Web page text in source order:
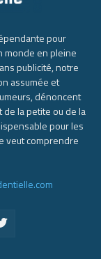
pour
monde en pleine
publicité, notre
assumée et
dénoncent
la petite ou de la
pour les
veut comprendre